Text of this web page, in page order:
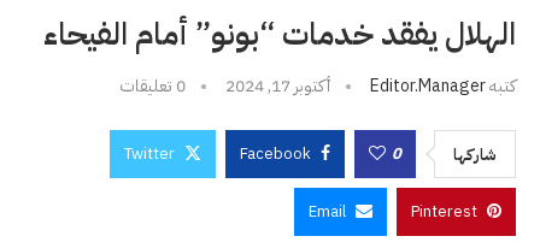
الهلال يفقد خدمات “بونو” أمام الفيحاء
كتبهEditor.manager أكتوبر 17, 2024 0 تعليقات
شاركها 0
Facebook
Twitter
Pinterest
Email